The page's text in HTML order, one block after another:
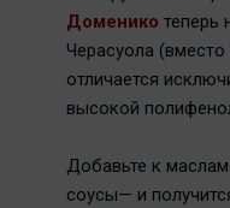
Доменико теперь
Черасуола
отличается
высокой
Добавьте к
соусы— и